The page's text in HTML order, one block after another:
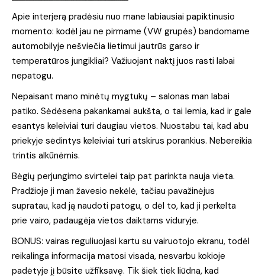
Apie interjerą pradėsiu nuo mane labiausiai papiktinusio
momento: kodėl jau ne pirmame (VW grupės) bandomame
automobilyje nešviečia lietimui jautrūs garso ir
temperatūros jungikliai? Važiuojant naktį juos rasti labai
nepatogu.
Nepaisant mano minėtų mygtukų – salonas man labai
patiko. Sėdėsena pakankamai aukšta, o tai lemia, kad ir gale
esantys keleiviai turi daugiau vietos. Nuostabu tai, kad abu
priekyje sėdintys keleiviai turi atskirus porankius. Nebereikia
trintis alkūnėmis.
Bėgių perjungimo svirtelei taip pat parinkta nauja vieta.
Pradžioje ji man žavesio nekėlė, tačiau pavažinėjus
supratau, kad ją naudoti patogu, o dėl to, kad ji perkelta
prie vairo, padaugėja vietos daiktams viduryje.
BONUS: vairas reguliuojasi kartu su vairuotojo ekranu, todėl
reikalinga informacija matosi visada, nesvarbu kokioje
padėtyje jį būsite užfiksavę. Tik šiek tiek liūdna, kad